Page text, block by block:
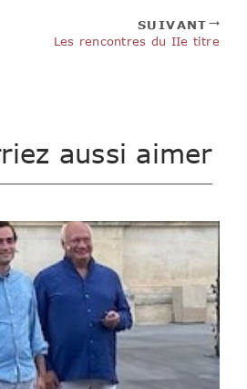
SUIVANT
Les rencontres du IIe titre
aussi aimer